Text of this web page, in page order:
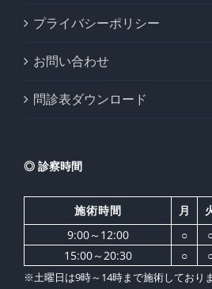
プライバシーポリシー
お問い合わせ
問診表ダウンロード
◎ 診察時間
施術時間 月
9:00～12:00
○
15:00～20:30
○
※土曜日は9時～14時まで施術しておりま